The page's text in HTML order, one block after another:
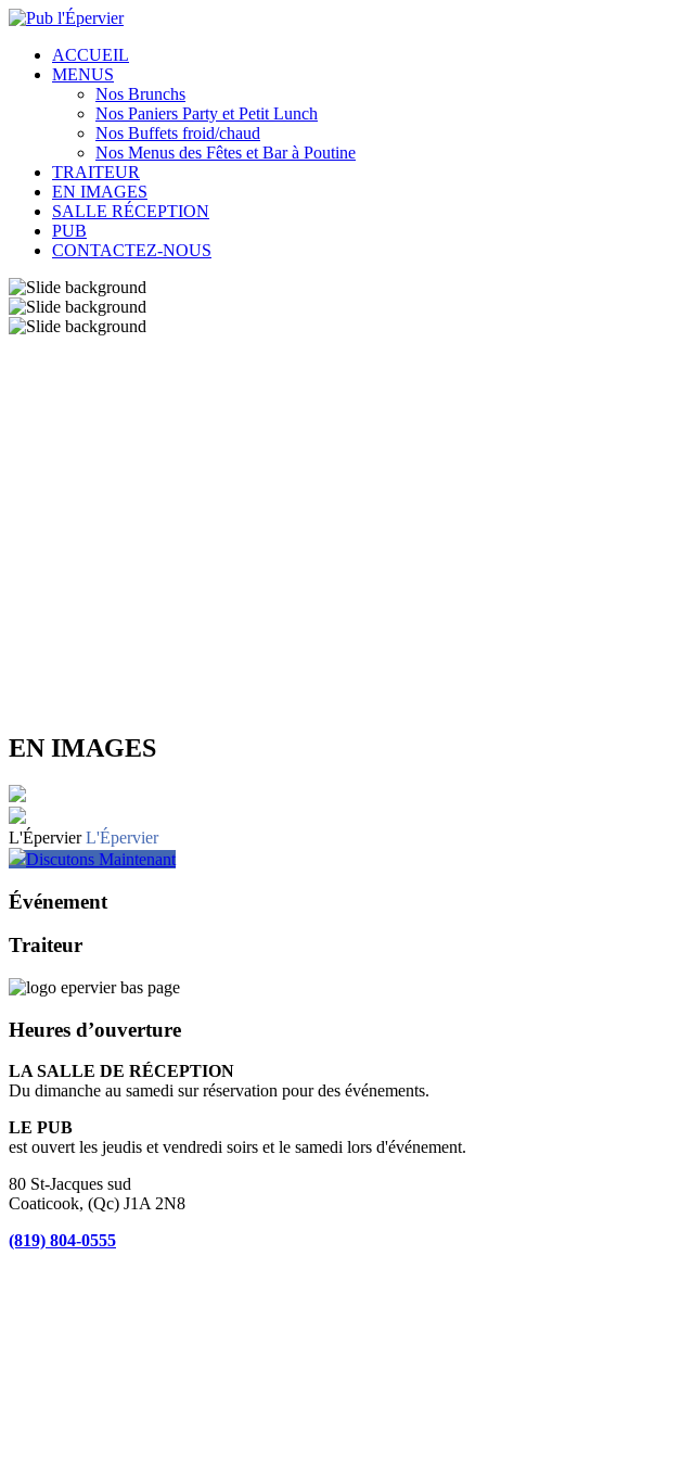
ACCUEIL
MENUS
Nos Brunchs
Nos Paniers Party et Petit Lunch
Nos Buffets froid/chaud
Nos Menus des Fêtes et Bar à Poutine
TRAITEUR
EN IMAGES
SALLE RÉCEPTION
PUB
CONTACTEZ-NOUS
EN IMAGES
L'Épervier L'Épervier
Discutons Maintenant
Événement
Traiteur
Heures d’ouverture
LA SALLE DE RÉCEPTION
Du dimanche au samedi sur réservation pour des événements.
LE PUB
est ouvert les jeudis et vendredi soirs et le samedi lors d'événement.
80 St-Jacques sud
Coaticook, (Qc) J1A 2N8
(819) 804-0555